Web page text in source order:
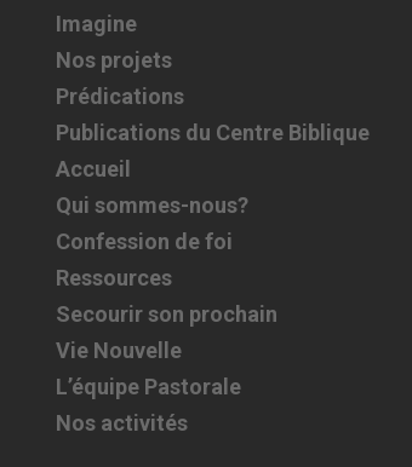
Imagine
Nos projets
Prédications
Publications du Centre Biblique
Accueil
Qui sommes-nous?
Confession de foi
Ressources
Secourir son prochain
Vie Nouvelle
L’équipe Pastorale
Nos activités